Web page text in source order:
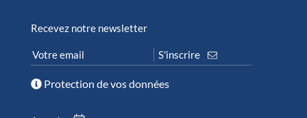
Recevez notre newsletter
Protection de vos données